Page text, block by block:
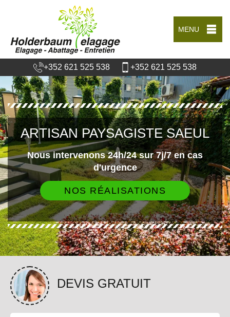
MENU
+352 621 525 538 +352 621 525 538
ARTISAN PAYSAGISTE SAEUL
Nous intervenons 24h/24 sur 7j/7 en cas
d'urgence
NOS RÉALISATIONS
DEVIS GRATUIT